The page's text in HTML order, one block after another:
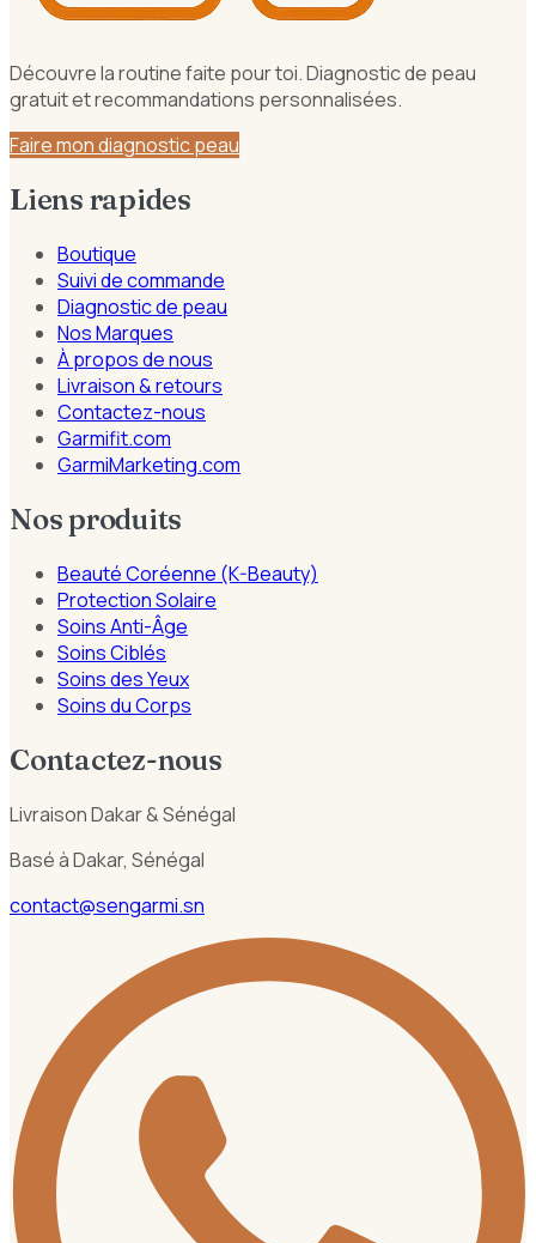
Découvre la routine faite pour toi. Diagnostic de peau
gratuit et recommandations personnalisées.
Faire mon diagnostic peau
Liens rapides
Boutique
Suivi de commande
Diagnostic de peau
Nos Marques
À propos de nous
Livraison & retours
Contactez-nous
Garmifit.com
GarmiMarketing.com
Nos produits
Beauté Coréenne (K-Beauty)
Protection Solaire
Soins Anti-Âge
Soins Ciblés
Soins des Yeux
Soins du Corps
Contactez-nous
Livraison Dakar & Sénégal
Basé à Dakar, Sénégal
contact@sengarmi.sn